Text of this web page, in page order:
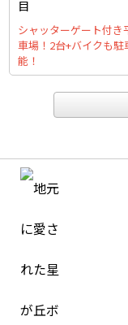
目
シャッターゲート付き
車場！2台+バイクも駐
能！